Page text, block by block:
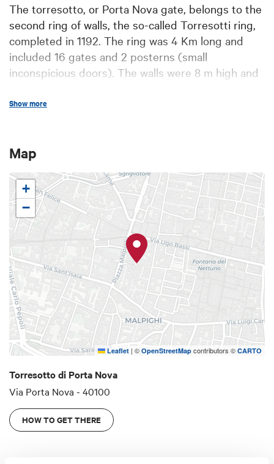
The torresotto, or Porta Nova gate, belongs to the
second ring of walls, the so-called Torresotti ring,
completed in 1192. The ring was 4 Km long and
included 16 gates and 2 posterns (small
inconspicious doors). The walls were 8 m high and
structures). Three rings of walls built over several
blocks, was made centuries earlier than the last
Show more
Map
+
−
Leaflet | © OpenStreetMap contributors © CARTO
Torresotto di Porta Nova
Via Porta Nova - 40100
HOW TO GET THERE